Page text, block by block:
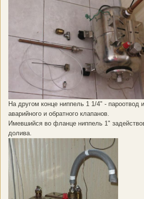
На другом конце ниппель 1 1/4" - пароотвод
аварийного и обратного клапанов.
Имевшийся во фланце ниппель 1"
долива.